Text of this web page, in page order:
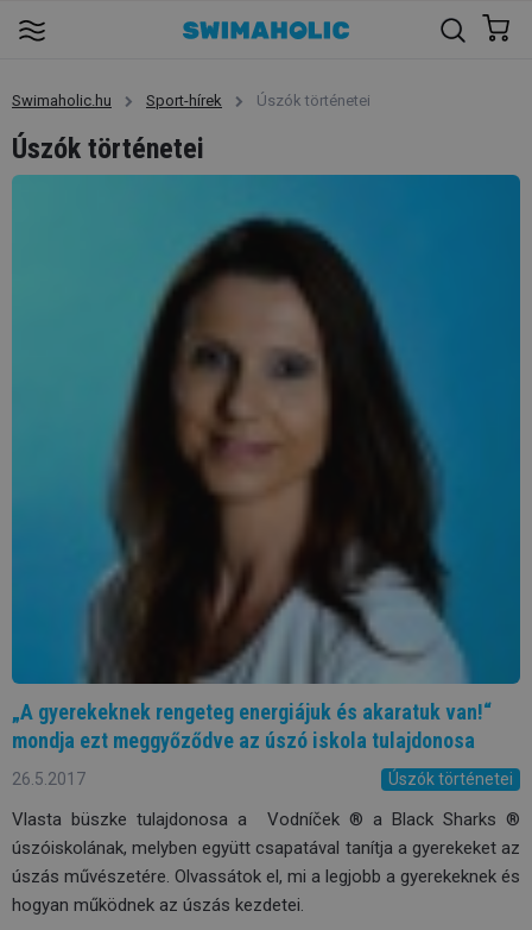
Swimaholic.hu Sport-hírek Úszók történetei
Úszók történetei
„A gyerekeknek rengeteg energiájuk és akaratuk van!“
mondja ezt meggyőződve az úszó iskola tulajdonosa
26.5.2017 Úszók történetei
Vlasta büszke tulajdonosa a Vodníček ® a Black Sharks ®
úszóiskolának, melyben együtt csapatával tanítja a gyerekeket az
úszás művészetére. Olvassátok el, mi a legjobb a gyerekeknek és
hogyan működnek az úszás kezdetei.